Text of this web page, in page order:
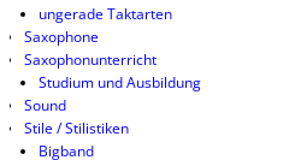
ungerade Taktarten
Saxophone
Saxophonunterricht
Studium und Ausbildung
Sound
Stile / Stilistiken
Bigband